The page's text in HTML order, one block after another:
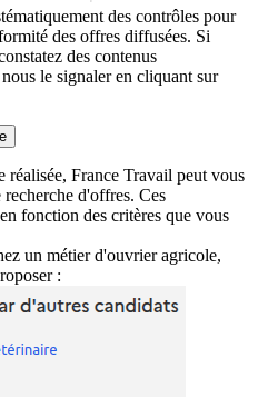
des contrôles pour
des offres diffusées. Si
des contenus
le signaler en cliquant sur
réalisée, France Travail peut vous
d'offres. Ces
fonction des critères que vous
un métier d'ouvrier agricole,
: